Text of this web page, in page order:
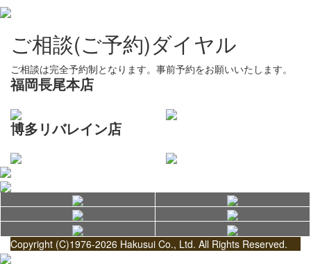
ご相談(ご予約)ダイヤル
ご相談は完全予約制となります。事前予約をお願いいたします。
福岡長尾本店
博多リバレイン店
Copyright (C)1976-2026 Hakusui Co., Ltd. All Rights Reserved.